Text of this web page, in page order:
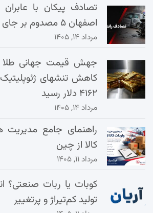
تصادف پیکان با عابران
اصفهان ۵ مصدوم بر جای گذاشت
مرداد ۱۴, ۱۴۰۵
جهش قیمت جهانی طلا
کاهش تنشهای
۴۱۶۲ دلار رسید
مرداد ۱۴, ۱۴۰۵
راهنمای جامع مدیریت
کالا از چین
مرداد ۱۱, ۱۴۰۵
کوبات یا ربات صنعتی؟
تولید کم‌تیراژ و پرتغییر